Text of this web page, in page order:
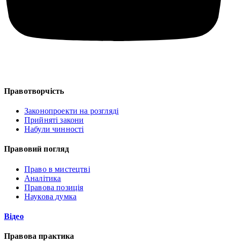
Правотворчість
Законопроекти на розгляді
Прийняті закони
Набули чинності
Правовий погляд
Право в мистецтві
Аналітика
Правова позиція
Наукова думка
Відео
Правова практика